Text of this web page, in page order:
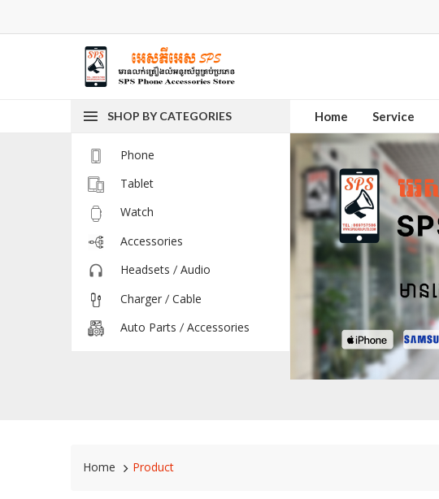
SHOP BY CATEGORIES Home Service
Phone
Tablet
Watch
Accessories
Headsets / Audio
Charger / Cable
Auto Parts / Accessories
Home Product